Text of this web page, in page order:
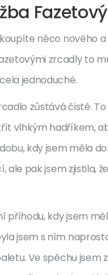
něco nového
zrcadly to
jednoduché.
zůstává čisté.
vlhkým hadříkem,
kdy jsem měla
ale pak jsem zjistila,
příhodu, kdy jsem
jsem s ním
Ve spěchu